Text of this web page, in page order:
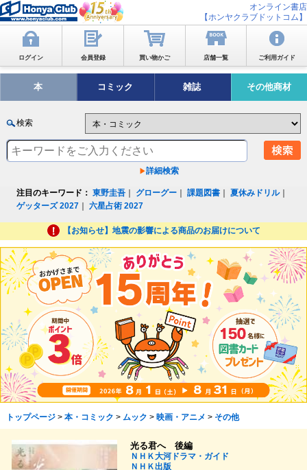
オンライン書店
【ホンヤクラブドットコム】
ログイン 会員登録 買い物かご 店舗一覧 ご利用ガイド
本 コミック 雑誌 その他商材
検索
詳細検索
注目のキーワード： 東野圭吾 グローグー ｜課題図書 ｜夏休みドリル｜
ゲッターズ 2027 ｜六星占術 2027
【お知らせ】地震の影響による商品のお届けについて
トップページ> 本・コミック > ムック > 映画・アニメ > その他
光る君へ 後編
ＮＨＫ大河ドラマ・ガイド
ＮＨＫ出版